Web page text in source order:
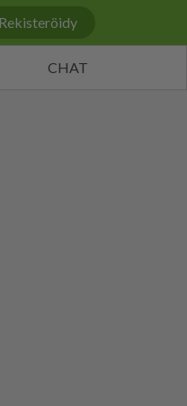
Rekisteröidy
CHAT